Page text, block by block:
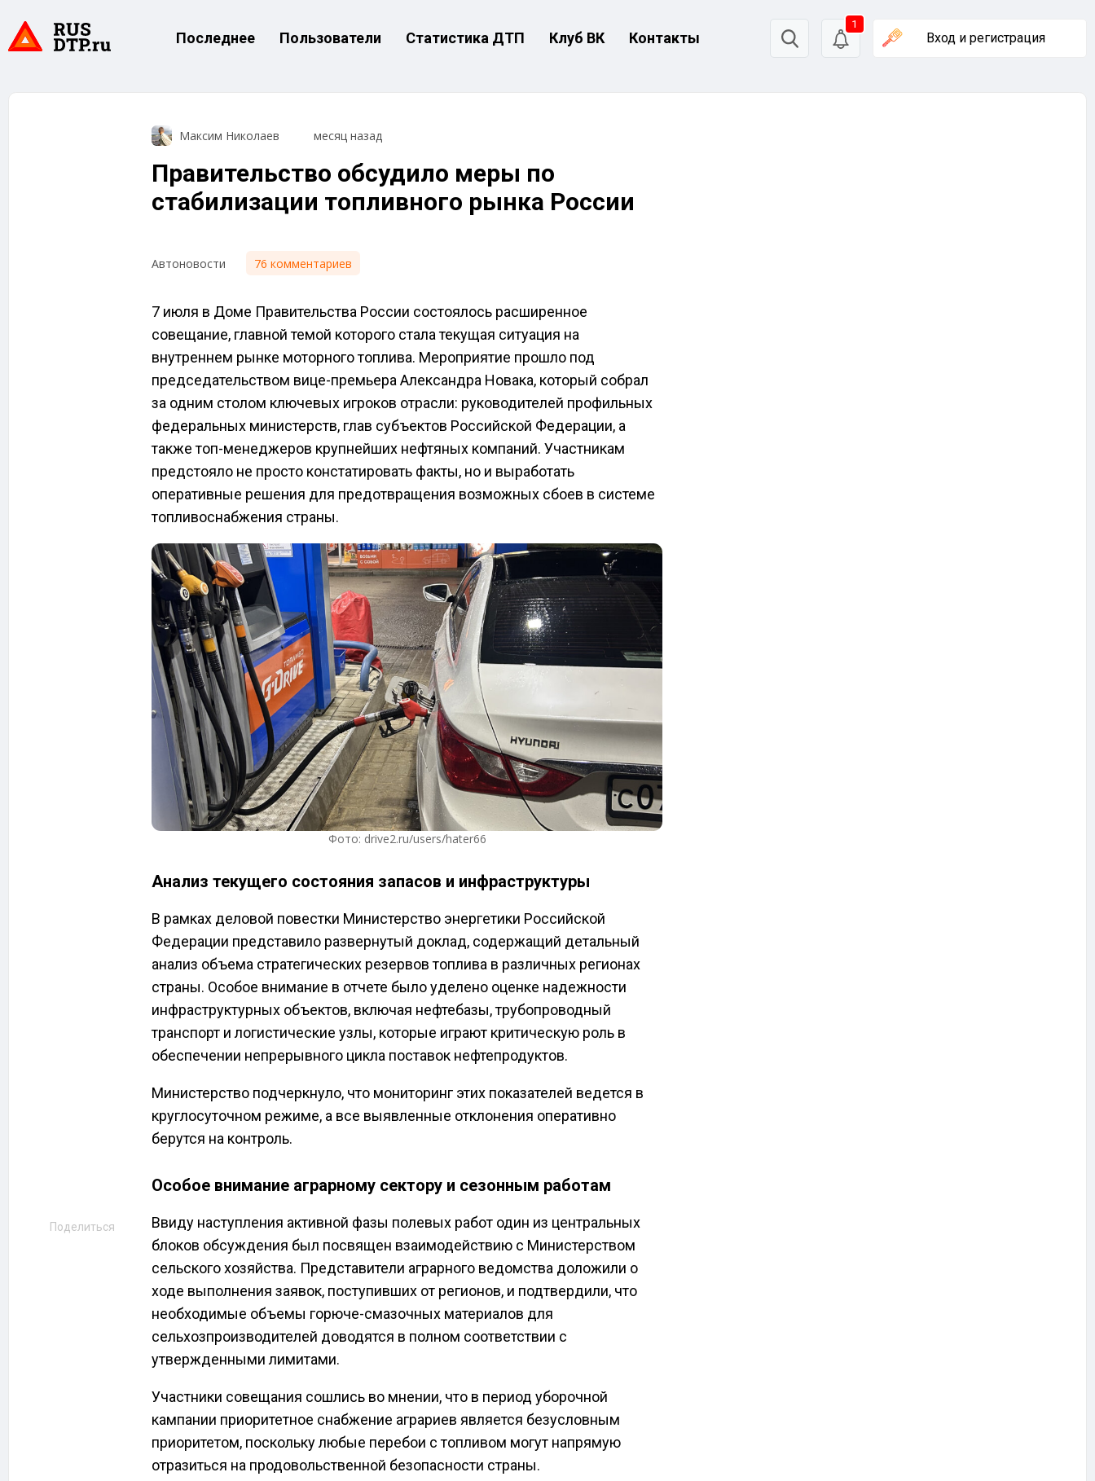
Последнее Пользователи Статистика ДТП Клуб ВК Контакты
1
Вход и регистрация
Поделиться
Максим Николаев месяц назад
Правительство обсудило меры по
стабилизации топливного рынка России
Автоновости 76 комментариев
7 июля в Доме Правительства России состоялось расширенное
совещание, главной темой которого стала текущая ситуация на
внутреннем рынке моторного топлива. Мероприятие прошло под
председательством вице-премьера Александра Новака, который собрал
за одним столом ключевых игроков отрасли: руководителей профильных
федеральных министерств, глав субъектов Российской Федерации, а
также топ-менеджеров крупнейших нефтяных компаний. Участникам
предстояло не просто констатировать факты, но и выработать
оперативные решения для предотвращения возможных сбоев в системе
топливоснабжения страны.
Фото: drive2.ru/users/hater66
Анализ текущего состояния запасов и инфраструктуры
В рамках деловой повестки Министерство энергетики Российской
Федерации представило развернутый доклад, содержащий детальный
анализ объема стратегических резервов топлива в различных регионах
страны. Особое внимание в отчете было уделено оценке надежности
инфраструктурных объектов, включая нефтебазы, трубопроводный
транспорт и логистические узлы, которые играют критическую роль в
обеспечении непрерывного цикла поставок нефтепродуктов.
Министерство подчеркнуло, что мониторинг этих показателей ведется в
круглосуточном режиме, а все выявленные отклонения оперативно
берутся на контроль.
Особое внимание аграрному сектору и сезонным работам
Ввиду наступления активной фазы полевых работ один из центральных
блоков обсуждения был посвящен взаимодействию с Министерством
сельского хозяйства. Представители аграрного ведомства доложили о
ходе выполнения заявок, поступивших от регионов, и подтвердили, что
необходимые объемы горюче-смазочных материалов для
сельхозпроизводителей доводятся в полном соответствии с
утвержденными лимитами.
Участники совещания сошлись во мнении, что в период уборочной
кампании приоритетное снабжение аграриев является безусловным
приоритетом, поскольку любые перебои с топливом могут напрямую
отразиться на продовольственной безопасности страны.